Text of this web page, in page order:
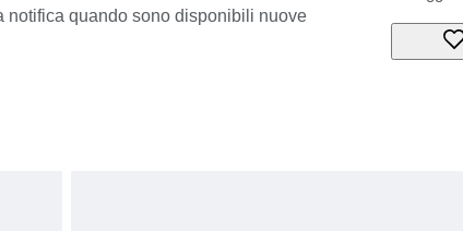
notifica quando sono disponibili nuove